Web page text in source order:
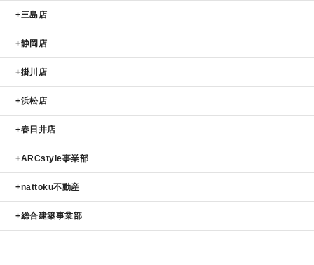
三島店
静岡店
掛川店
浜松店
春日井店
ARCstyle事業部
nattoku不動産
総合建築事業部